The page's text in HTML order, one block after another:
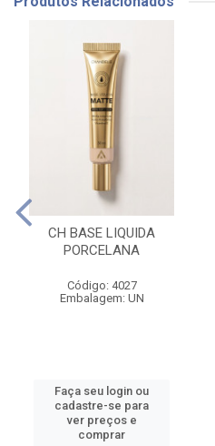
CH BASE LIQUIDA
PORCELANA
Código: 4027
Embalagem: UN
Faça seu login ou
cadastre-se para
ver preços e
comprar